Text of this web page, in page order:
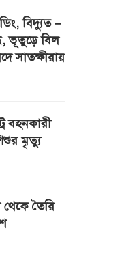
বিদ্যুত –
ভূতুড়ে বিল
সাতক্ষীরায়
বহনকারী
মৃত্যু
তৈরি